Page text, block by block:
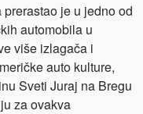
je u jedno od
automobila u
više izlagača i
auto kulture,
Sveti Juraj na Bregu
za ovakva